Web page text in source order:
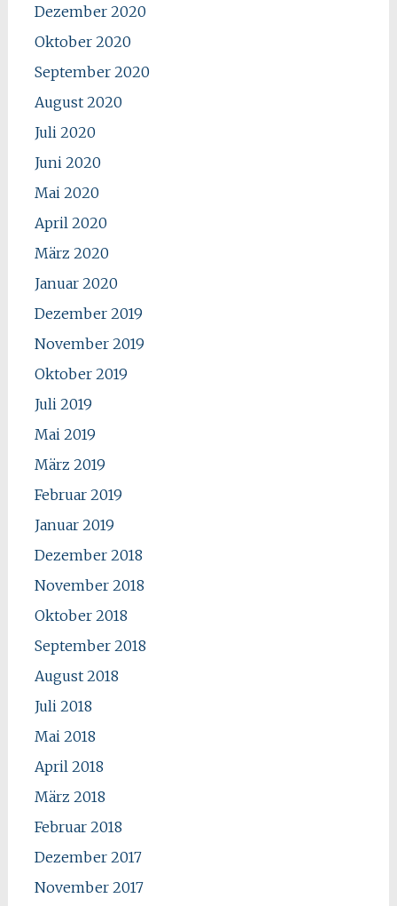
Dezember 2020
Oktober 2020
September 2020
August 2020
Juli 2020
Juni 2020
Mai 2020
April 2020
März 2020
Januar 2020
Dezember 2019
November 2019
Oktober 2019
Juli 2019
Mai 2019
März 2019
Februar 2019
Januar 2019
Dezember 2018
November 2018
Oktober 2018
September 2018
August 2018
Juli 2018
Mai 2018
April 2018
März 2018
Februar 2018
Dezember 2017
November 2017